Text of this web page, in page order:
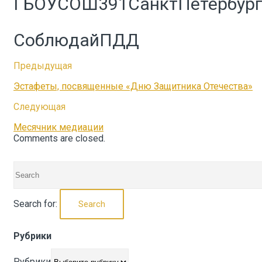
СоблюдайПДД
Предыдущая
Эстафеты, посвященные «Дню Защитника Отечества»
Следующая
Месячник медиации
Comments are closed.
Search for: Search
Рубрики